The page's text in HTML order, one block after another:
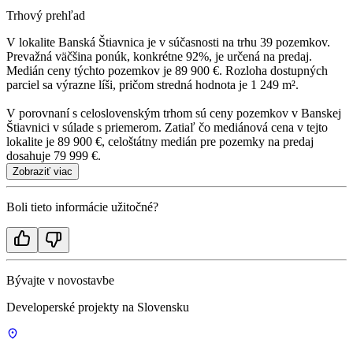
Trhový prehľad
V lokalite Banská Štiavnica je v súčasnosti na trhu 39 pozemkov.
Prevažná väčšina ponúk, konkrétne 92%, je určená na predaj.
Medián ceny týchto pozemkov je 89 900 €. Rozloha dostupných
parciel sa výrazne líši, pričom stredná hodnota je 1 249 m².
V porovnaní s celoslovenským trhom sú ceny pozemkov v Banskej
Štiavnici v súlade s priemerom. Zatiaľ čo mediánová cena v tejto
lokalite je 89 900 €, celoštátny medián pre pozemky na predaj
dosahuje 79 999 €.
Zobraziť viac
Boli tieto informácie užitočné?
Bývajte v novostavbe
Developerské projekty na Slovensku